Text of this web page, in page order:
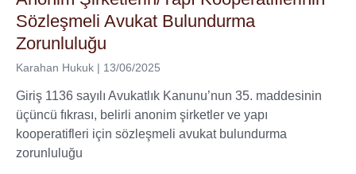
Sözleşmeli Avukat Bulundurma
Zorunluluğu
Karahan Hukuk 13/06/2025
Giriş 1136 sayılı Avukatlık Kanunu’nun 35. maddesinin
üçüncü fıkrası, belirli anonim şirketler ve yapı
kooperatifleri için sözleşmeli avukat bulundurma
zorunluluğu